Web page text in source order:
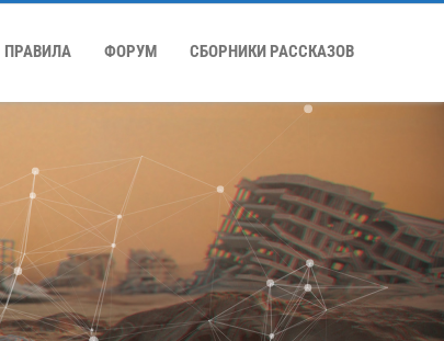
ПРАВИЛА ФОРУМ СБОРНИКИ РАССКАЗОВ